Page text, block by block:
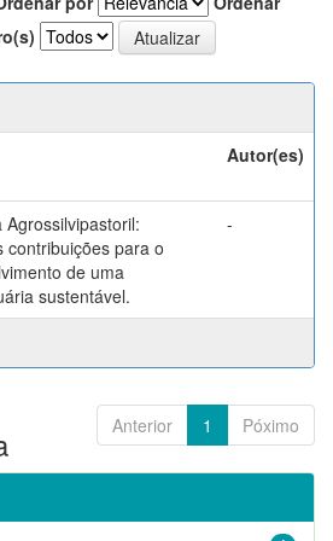
Autor(es)
Agrossilvipastoril:
contribuições para o
de uma
sustentável.
-
Anterior 1 Póximo